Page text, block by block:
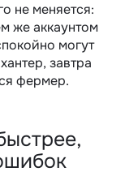
не меняется:
же аккаунтом
могут
завтра
фермер.